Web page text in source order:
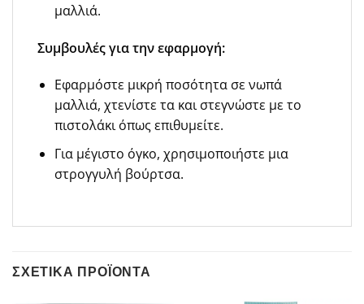
μαλλιά.
Συμβουλές για την εφαρμογή:
Εφαρμόστε μικρή ποσότητα σε νωπά
μαλλιά, χτενίστε τα και στεγνώστε με το
πιστολάκι όπως επιθυμείτε.
Για μέγιστο όγκο, χρησιμοποιήστε μια
στρογγυλή βούρτσα.
ΣΧΕΤΙΚΆ ΠΡΟΪΌΝΤΑ